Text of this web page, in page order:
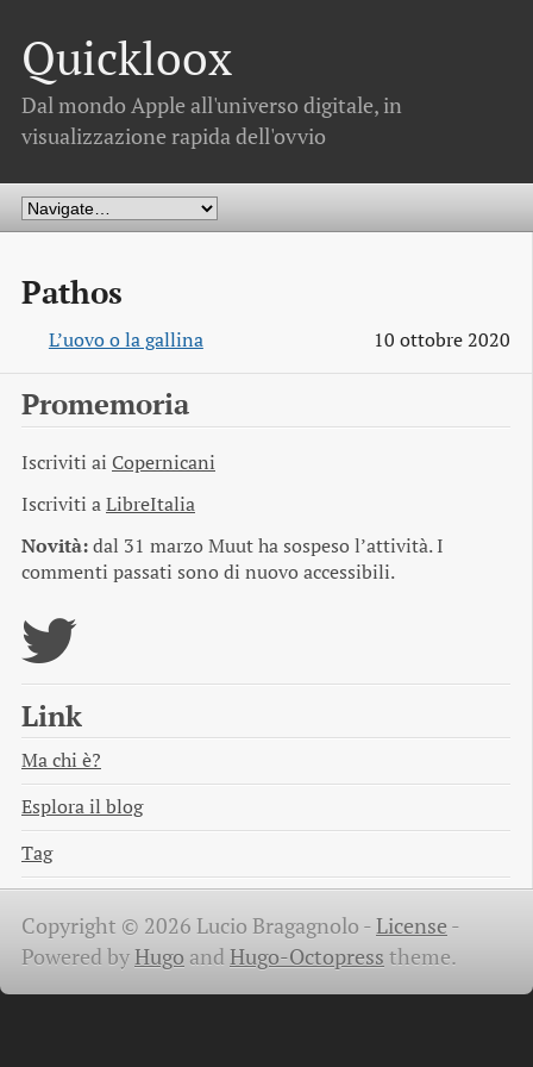
Quickloox
Dal mondo Apple all'universo digitale, in
visualizzazione rapida dell'ovvio
Pathos
L’uovo o la gallina 10 ottobre 2020
Promemoria
Iscriviti ai Copernicani
Iscriviti aLibreItalia
Novità:dal 31 marzo Muut ha sospeso l’attività. I
commenti passati sono di nuovo accessibili.
Link
Ma chi è?
Esplora il blog
Tag
Copyright © 2026 Lucio Bragagnolo -License -
Powered byHugo and Hugo-Octopress theme.